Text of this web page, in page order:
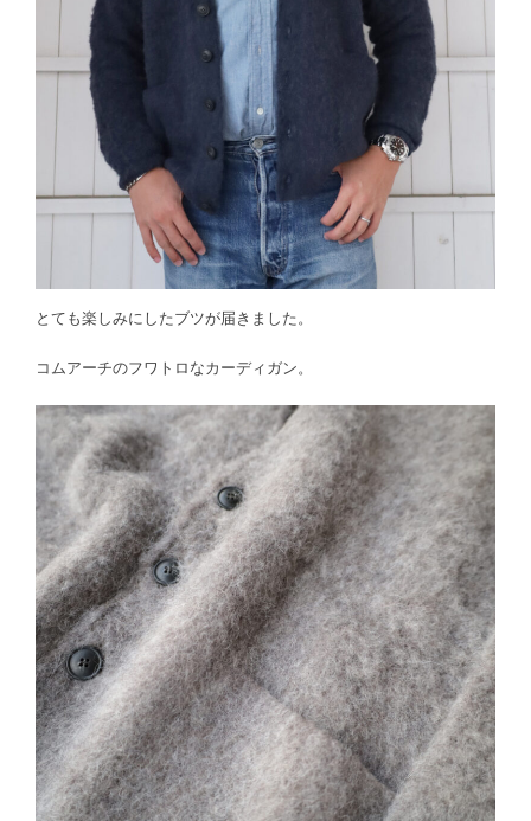
とても楽しみにしたブツが届きました。
コムアーチのフワトロなカーディガン。